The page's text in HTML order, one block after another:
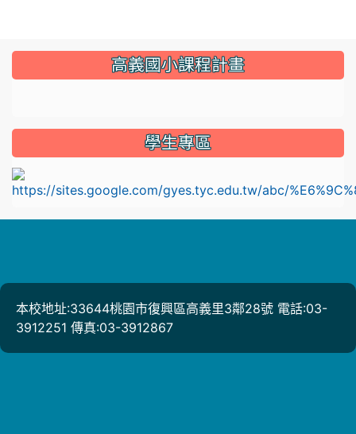
::: 高義國小課程計畫
學生專區
本校地址:33644桃園市復興區高義里3鄰28號 電話:03-
3912251 傳真:03-3912867